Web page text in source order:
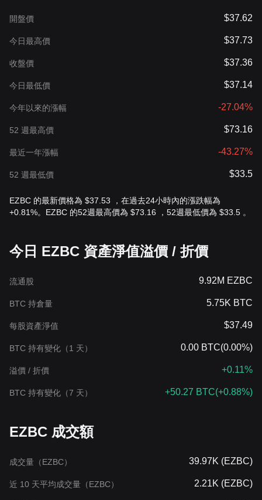
開盤價 $37.62
今日最高價 $37.73
收盤價 $37.36
今日最低價 $37.14
今年以來的漲幅 -27.04%
52 週最高價 $73.16
最近一年漲幅 -43.27%
52 週最低價 $33.5
EZBC 的最新價格為 $37.53 ，在過去24小時內的漲跌幅為
+0.81%。EZBC 的52週最高價為 $73.16 ，52週最低價為 $33.5 。
今日 EZBC 資產淨值溢價 / 折價
流通股 9.92M EZBC
BTC 持倉量 5.75K BTC
每股資產淨值 $37.49
BTC 持有變化（1 天） 0.00 BTC(0.00%)
溢價 / 折價 +0.11%
BTC 持有變化（7 天） +50.27 BTC(+0.88%)
EZBC 成交額
成交量（EZBC） 39.97K (EZBC)
近 10 天平均成交量（EZBC） 2.21K (EZBC)